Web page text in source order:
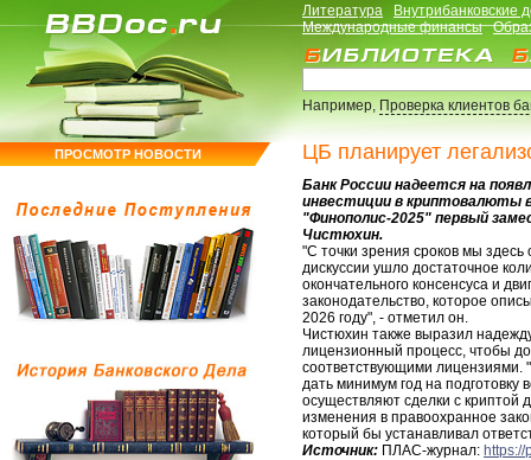
ПРОСМОТР НОВОСТИ
Литература
Внутрибанковские
Международные финансы
Например,Проверка клиентов
ЦБ планирует
Банк России надеется на
инвестиции в криптовалюты
"Финополис-2025" первый
Чистюхин.
"С точки зрения сроков мы
дискуссии ушло достаточное
окончательного консенсуса и
законодательство, которое
2026 году", - отметил он.
Чистюхин также выразил
лицензионный процесс, чтобы
соответствующими лицензиями.
дать минимум год на подготовку
осуществляют сделки с криптой
изменения в правоохранное
который бы устанавливал
Источник: ПЛАС-журнал: